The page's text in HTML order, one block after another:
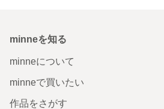
minneを知る
minneについて
minneで買いたい
作品をさがす